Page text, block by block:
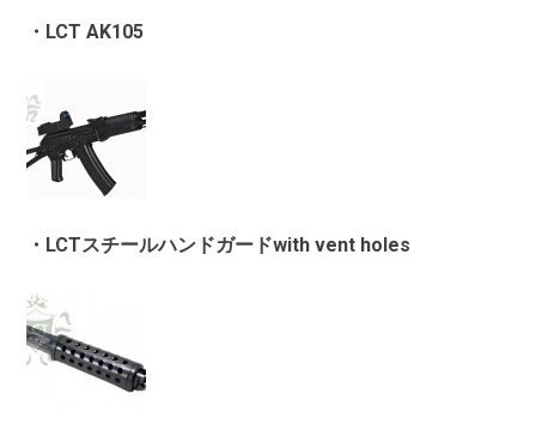
・LCT AK105
・LCTスチールハンドガードwith vent holes